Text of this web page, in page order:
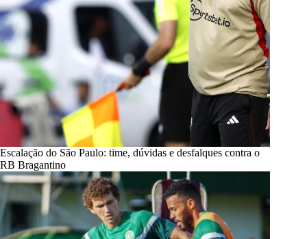
Escalação do São Paulo: time, dúvidas e desfalques contra o
RB Bragantino